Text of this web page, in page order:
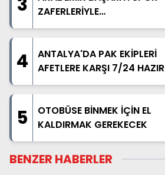
ZAFERLERİYLE
TAÇLANDIRDILAR
4
ANTALYA'DA PAK EKİPLERİ
AFETLERE KARŞI 7/24 HAZIR
5
OTOBÜSE BİNMEK İÇİN EL
KALDIRMAK GEREKECEK
BENZER HABERLER